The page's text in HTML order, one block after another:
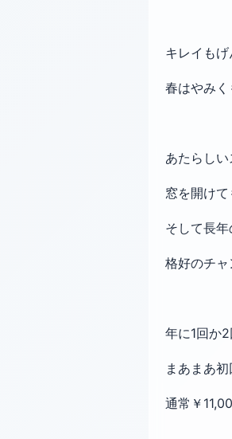
キレイも
春はやみ
あたらしい
窓を開け
そして長
格好のチャ
年に1回か
まあまあ
通常￥